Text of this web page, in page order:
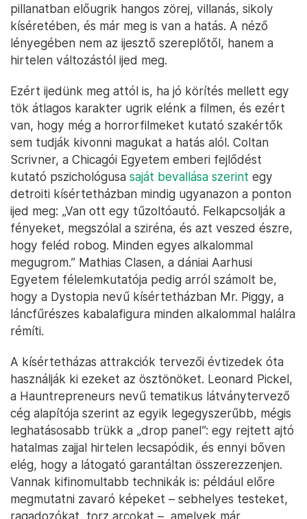
pillanatban előugrik hangos zörej, villanás, sikoly
kíséretében, és már meg is van a hatás. A néző
lényegében nem az ijesztő szereplőtől, hanem a
hirtelen változástól ijed meg.
Ezért ijedünk meg attól is, ha jó körítés mellett egy
tök átlagos karakter ugrik elénk a filmen, és ezért
van, hogy még a horrorfilmeket kutató szakértők
sem tudják kivonni magukat a hatás alól. Coltan
Scrivner, a Chicagói Egyetem emberi fejlődést
kutató pszichológusa saját bevallása szerint egy
detroiti kísértetházban mindig ugyanazon a ponton
ijed meg: „Van ott egy tűzoltóautó. Felkapcsolják a
fényeket, megszólal a sziréna, és azt veszed észre,
hogy feléd robog. Minden egyes alkalommal
megugrom.” Mathias Clasen, a dániai Aarhusi
Egyetem félelemkutatója pedig arról számolt be,
hogy a Dystopia nevű kísértetházban Mr. Piggy, a
láncfűrészes kabalafigura minden alkalommal halálra
rémíti.
A kísértetházas attrakciók tervezői évtizedek óta
használják ki ezeket az ösztönöket. Leonard Pickel,
a Hauntrepreneurs nevű tematikus látványtervező
cég alapítója szerint az egyik legegyszerűbb, mégis
leghatásosabb trükk a „drop panel”: egy rejtett ajtó
hatalmas zajjal hirtelen lecsapódik, és ennyi bőven
elég, hogy a látogató garantáltan összerezzenjen.
Vannak kifinomultabb technikák is: például előre
megmutatni zavaró képeket – sebhelyes testeket,
ragadozókat, torz arcokat –, amelyek már